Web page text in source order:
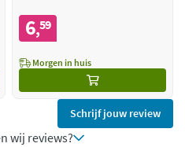
6,59
Morgen in huis
Schrijf jouw review
wij reviews?